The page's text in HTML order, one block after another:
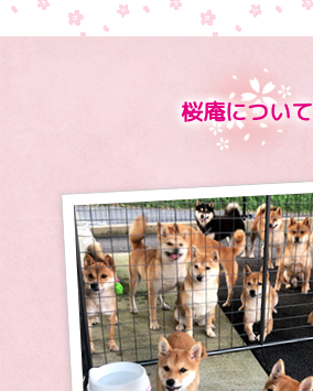
桜庵について